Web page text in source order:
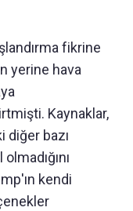
fikrine
yerine hava
Kaynaklar,
diğer bazı
kendi